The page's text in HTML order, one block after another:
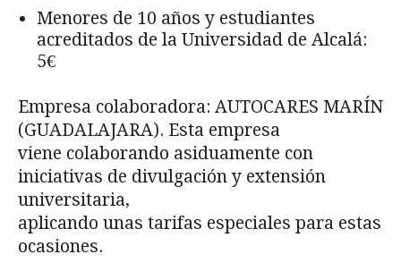
Menores de 10 años y estudiantes
acreditados de la Universidad de Alcalá:
5€
Empresa colaboradora: AUTOCARES MARÍN
(GUADALAJARA). Esta empresa
viene colaborando asiduamente con
iniciativas de divulgación y extensión
universitaria,
aplicando unas tarifas especiales para estas
ocasiones.